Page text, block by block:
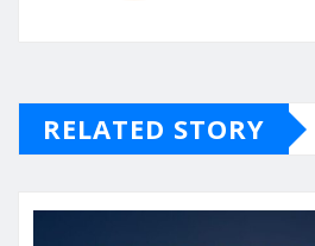
RELATED STORY